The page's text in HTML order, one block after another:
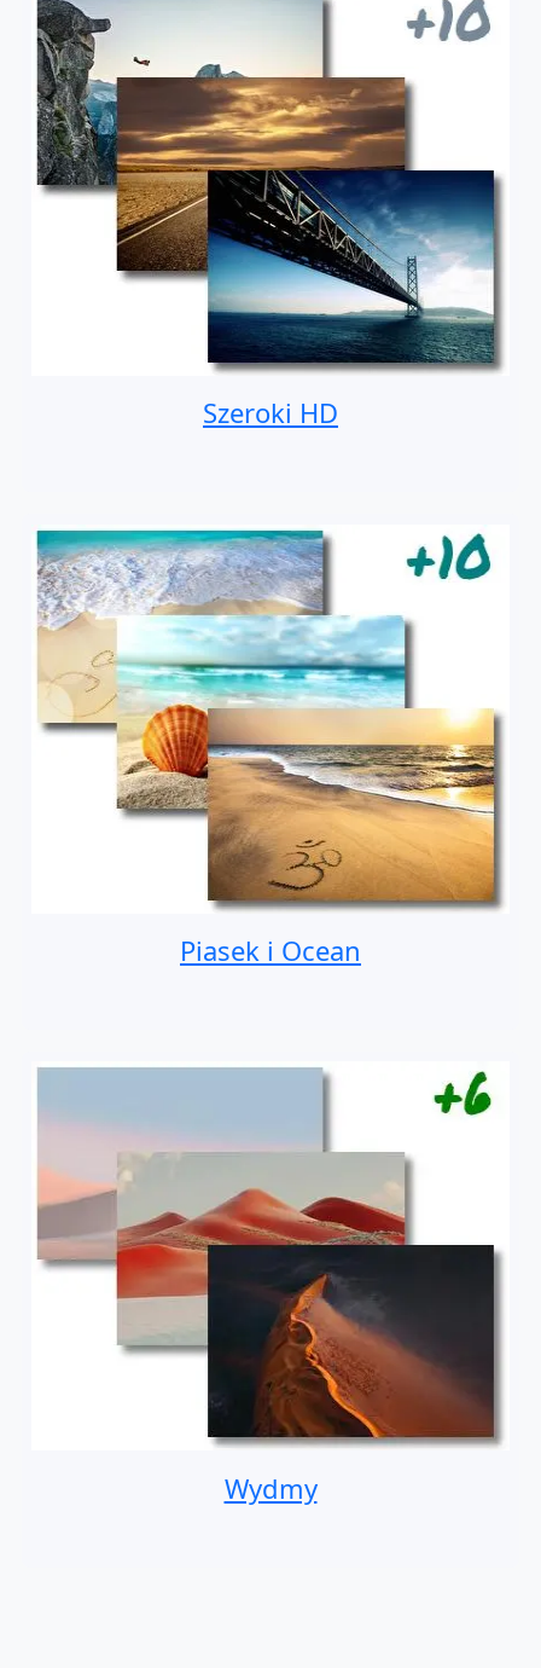
Szeroki HD
Piasek i Ocean
Wydmy